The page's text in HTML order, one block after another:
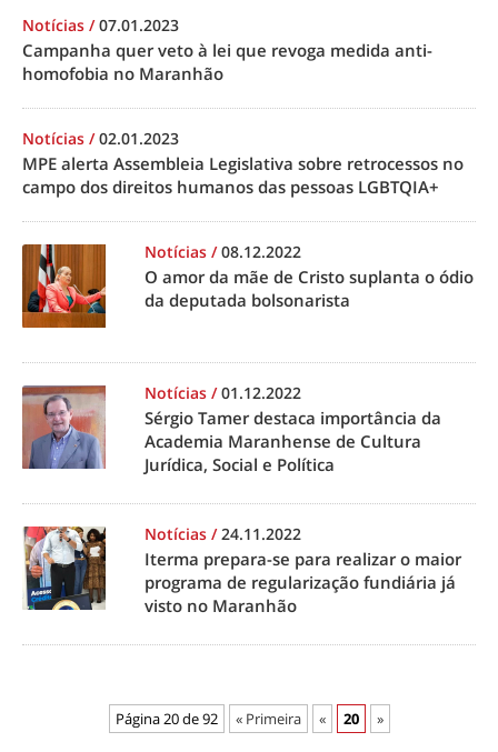
Notícias /07.01.2023
Campanha quer veto à lei que revoga medida anti-
homofobia no Maranhão
Notícias /02.01.2023
MPE alerta Assembleia Legislativa sobre retrocessos no
campo dos direitos humanos das pessoas LGBTQIA+
Notícias /08.12.2022
O amor da mãe de Cristo suplanta o ódio
da deputada bolsonarista
Notícias /01.12.2022
Sérgio Tamer destaca importância da
Academia Maranhense de Cultura
Jurídica, Social e Política
Notícias /24.11.2022
Iterma prepara-se para realizar o maior
programa de regularização fundiária já
visto no Maranhão
Página 20 de 92 « Primeira « 20 »